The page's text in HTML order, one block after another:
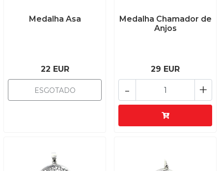
Medalha Asa
22 EUR
ESGOTADO
Medalha Chamador de
Anjos
29 EUR
+
-